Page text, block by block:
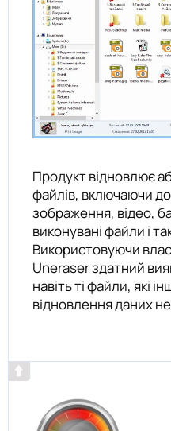
Продукт відновлює
файлів, включаючи
зображення, відео,
виконувані файли і
Використовуючи
Uneraser здатний
навіть ті файли, які
відновлення даних